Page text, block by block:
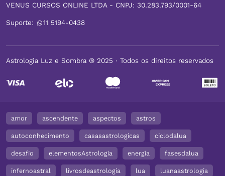
VENUS CURSOS ONLINE LTDA - CNPJ: 30.283.793/0001-64
Suporte: 11 5194-0438
Astrologia Luz e Sombra ® 2025 ∙ Todos os direitos reservados
amor ascendente aspectos astros
autoconhecimento casasastrologicas ciclodalua
desafio elementosAstrologia energia fasesdalua
infernoastral livrosdeastrologia lua luanaastrologia